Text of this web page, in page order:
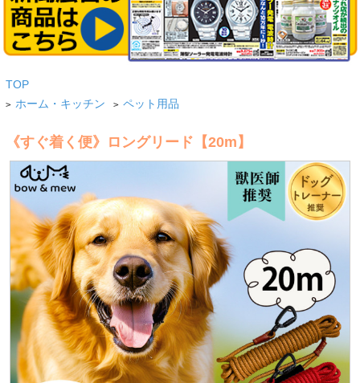
TOP
> ホーム・キッチン > ペット用品
《すぐ着く便》ロングリード【20m】